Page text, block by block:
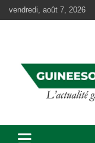
au
vendredi, août 7, 2026